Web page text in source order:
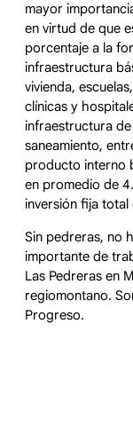
mayor
en virtud de que
porcentaje a la
infraestructura
vivienda,
clínicas y
infraestructura
saneamiento,
producto interno
en promedio de
inversión fija total
Sin pedreras, no
importante de
Las Pedreras en
regiomontano.
Progreso.